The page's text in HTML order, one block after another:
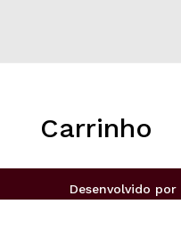
Carrinho
Desenvolvido por